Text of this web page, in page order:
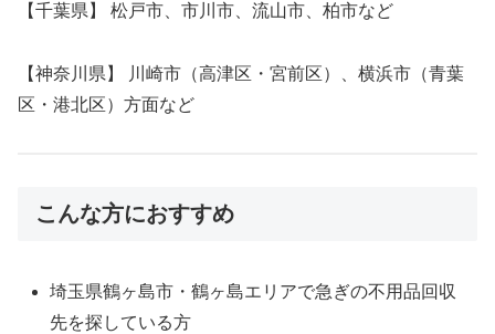
【千葉県】 松戸市、市川市、流山市、柏市など
【神奈川県】 川崎市（高津区・宮前区）、横浜市（青葉
区・港北区）方面など
こんな方におすすめ
埼玉県鶴ヶ島市・鶴ヶ島エリアで急ぎの不用品回収
先を探している方